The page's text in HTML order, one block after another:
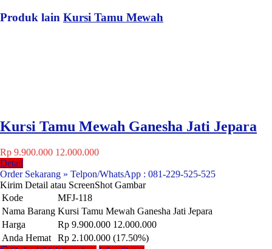
Produk lain Kursi Tamu Mewah
Kursi Tamu Mewah Ganesha Jati Jepara
Rp 9.900.000 12.000.000
Detail
Order Sekarang » Telpon/WhatsApp : 081-229-525-525
Kirim Detail atau ScreenShot Gambar
Kode
MFJ-118
Nama Barang Kursi Tamu Mewah Ganesha Jati Jepara
Harga
Rp 9.900.000 12.000.000
Anda Hemat
Rp 2.100.000 (17.50%)